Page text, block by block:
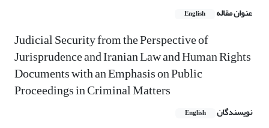
عنوان مقاله English
Judicial Security from the Perspective of
Jurisprudence and Iranian Law and Human Rights
Documents with an Emphasis on Public
Proceedings in Criminal Matters
نویسندگان English